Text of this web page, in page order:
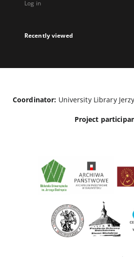
Log in
Recently viewed
Coordinator: University Library
Project